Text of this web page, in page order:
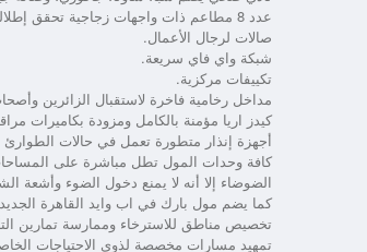
عدد 8 مطاعم ذات واجهات زجاجية تحقق إطلالة ساحرة.
صالات لرجال الأعمال.
شبكة واي فاي سريعة.
تكييفات مركزية.
مداخل رخامية فاخرة لاستقبال الزائرين
كيدز اريا مؤمنة بالكامل ومزودة بكاميرات
أجهزة إنذار متطورة تعمل في حالات
كافة وحدات المول تطل مباشرة على
الضوضاء إلا أنه لا يمنع دخول الضوء وأشعة
كما يضم مول بارك في اب وايد القاهرة
تخصيص مناطق للاسترخاء وممارسة تمارين
تمهيد مسارات مخصصة لذوي الاحتياجات